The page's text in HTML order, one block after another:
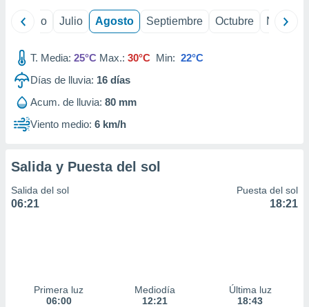
e
mediante
publicidad
de
Junio Julio Agosto Septiembre Octubre
T. Media: 25°C Max.: 30°C Min: 22°C
Días de lluvia: 16 días
Acum. de lluvia: 80 mm
Viento medio: 6 km/h
Salida y Puesta del sol
Salida del sol
06:21
Puesta del sol
18:21
Primera luz
06:00
Mediodía
12:21
Última luz
18:43